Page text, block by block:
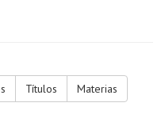
Títulos Materias